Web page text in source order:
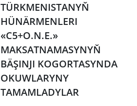
TÜRKMENISTANYŇ
HÜNÄRMENLERI
«C5+O.N.E.»
MAKSATNAMASYNYŇ
BÄŞINJI KOGORTASYNDA
OKUWLARYNY
TAMAMLADYLAR